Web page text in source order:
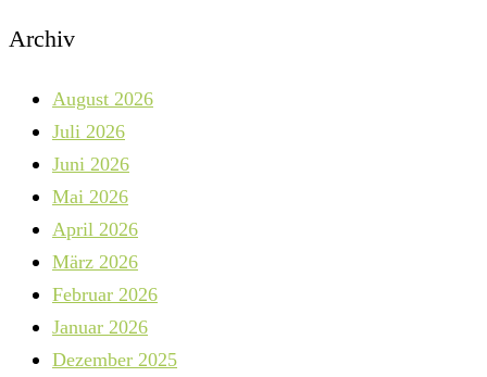
Archiv
August 2026
Juli 2026
Juni 2026
Mai 2026
April 2026
März 2026
Februar 2026
Januar 2026
Dezember 2025